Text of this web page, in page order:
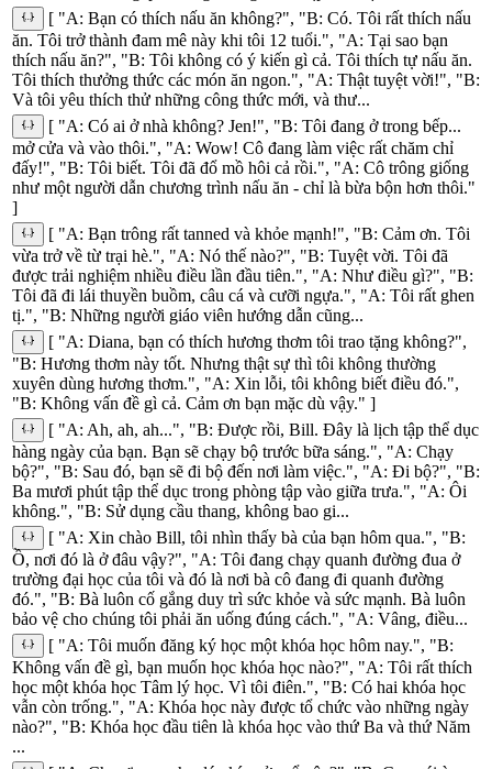
[ "A: Bạn có thích nấu ăn không?", "B: Có. Tôi rất thích nấu
ăn. Tôi trở thành đam mê này khi tôi 12 tuổi.", "A: Tại sao bạn
thích nấu ăn?", "B: Tôi không có ý kiến gì cả. Tôi thích tự nấu ăn.
Tôi thích thưởng thức các món ăn ngon.", "A: Thật tuyệt vời!", "B:
Và tôi yêu thích thử những công thức mới, và thư...
[ "A: Có ai ở nhà không? Jen!", "B: Tôi đang ở trong bếp...
mở cửa và vào thôi.", "A: Wow! Cô đang làm việc rất chăm chỉ
đấy!", "B: Tôi biết. Tôi đã đổ mồ hôi cả rồi.", "A: Cô trông giống
như một người dẫn chương trình nấu ăn - chỉ là bừa bộn hơn thôi."
]
[ "A: Bạn trông rất tanned và khỏe mạnh!", "B: Cảm ơn. Tôi
vừa trở về từ trại hè.", "A: Nó thế nào?", "B: Tuyệt vời. Tôi đã
được trải nghiệm nhiều điều lần đầu tiên.", "A: Như điều gì?", "B:
Tôi đã đi lái thuyền buồm, câu cá và cưỡi ngựa.", "A: Tôi rất ghen
tị.", "B: Những người giáo viên hướng dẫn cũng...
[ "A: Diana, bạn có thích hương thơm tôi trao tặng không?",
"B: Hương thơm này tốt. Nhưng thật sự thì tôi không thường
xuyên dùng hương thơm.", "A: Xin lỗi, tôi không biết điều đó.",
"B: Không vấn đề gì cả. Cảm ơn bạn mặc dù vậy." ]
[ "A: Ah, ah, ah...", "B: Được rồi, Bill. Đây là lịch tập thể dục
hàng ngày của bạn. Bạn sẽ chạy bộ trước bữa sáng.", "A: Chạy
bộ?", "B: Sau đó, bạn sẽ đi bộ đến nơi làm việc.", "A: Đi bộ?", "B:
Ba mươi phút tập thể dục trong phòng tập vào giữa trưa.", "A: Ôi
không.", "B: Sử dụng cầu thang, không bao gi...
[ "A: Xin chào Bill, tôi nhìn thấy bà của bạn hôm qua.", "B:
Ồ, nơi đó là ở đâu vậy?", "A: Tôi đang chạy quanh đường đua ở
trường đại học của tôi và đó là nơi bà cô đang đi quanh đường
đó.", "B: Bà luôn cố gắng duy trì sức khỏe và sức mạnh. Bà luôn
bảo vệ cho chúng tôi phải ăn uống đúng cách.", "A: Vâng, điều...
[ "A: Tôi muốn đăng ký học một khóa học hôm nay.", "B:
Không vấn đề gì, bạn muốn học khóa học nào?", "A: Tôi rất thích
học một khóa học Tâm lý học. Vì tôi điên.", "B: Có hai khóa học
vẫn còn trống.", "A: Khóa học này được tổ chức vào những ngày
nào?", "B: Khóa học đầu tiên là khóa học vào thứ Ba và thứ Năm
...